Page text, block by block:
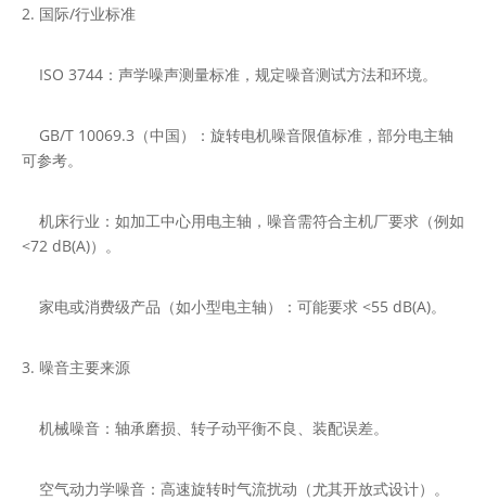
2. 国际/行业标准
ISO 3744：声学噪声测量标准，规定噪音测试方法和环境。
GB/T 10069.3（中国）：旋转电机噪音限值标准，部分电主轴
可参考。
机床行业：如加工中心用电主轴，噪音需符合主机厂要求（例如
<72 dB(A)）。
家电或消费级产品（如小型电主轴）：可能要求 <55 dB(A)。
3. 噪音主要来源
机械噪音：轴承磨损、转子动平衡不良、装配误差。
空气动力学噪音：高速旋转时气流扰动（尤其开放式设计）。